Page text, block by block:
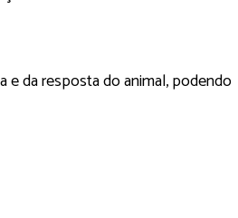
e da resposta do animal, podendo